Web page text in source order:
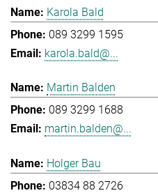
Karola Bald
089 3299 1595
karola.bald@...
Martin Balden
089 3299 1688
martin.balden@...
Holger Bau
03834 88 2726